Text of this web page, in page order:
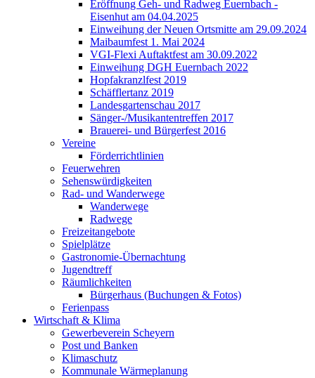
Eröffnung Geh- und Radweg Euernbach -
Eisenhut am 04.04.2025
Einweihung der Neuen Ortsmitte am 29.09.2024
Maibaumfest 1. Mai 2024
VGI-Flexi Auftaktfest am 30.09.2022
Einweihung DGH Euernbach 2022
Hopfakranzlfest 2019
Schäfflertanz 2019
Landesgartenschau 2017
Sänger-/Musikantentreffen 2017
Brauerei- und Bürgerfest 2016
Vereine
Förderrichtlinien
Feuerwehren
Sehenswürdigkeiten
Rad- und Wanderwege
Wanderwege
Radwege
Freizeitangebote
Spielplätze
Gastronomie-Übernachtung
Jugendtreff
Räumlichkeiten
Bürgerhaus (Buchungen & Fotos)
Ferienpass
Wirtschaft & Klima
Gewerbeverein Scheyern
Post und Banken
Klimaschutz
Kommunale Wärmeplanung